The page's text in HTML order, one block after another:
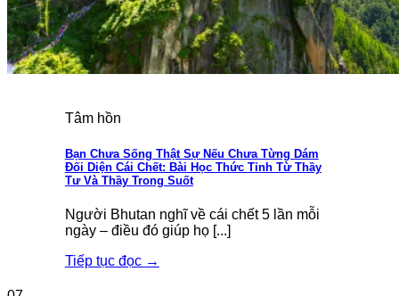
Tâm hồn
Bạn Chưa Sống Thật Sự Nếu Chưa Từng Dám
Đối Diện Cái Chết: Bài Học Thức Tỉnh Từ Thầy
Tư Và Thầy Trong Suốt
Người Bhutan nghĩ về cái chết 5 lần mỗi
ngày – điều đó giúp họ [...]
Tiếp tục đọc →